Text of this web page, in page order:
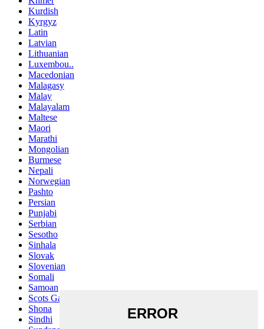
Kurdish
Kyrgyz
Latin
Latvian
Lithuanian
Luxembou..
Macedonian
Malagasy
Malay
Malayalam
Maltese
Maori
Marathi
Mongolian
Burmese
Nepali
Norwegian
Pashto
Persian
Punjabi
Serbian
Sesotho
Sinhala
Slovak
Slovenian
Somali
Samoan
Scots Gaelic
Shona
Sindhi